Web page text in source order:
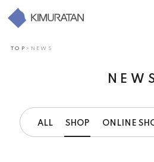
TOP > NEWS
ALL SHOP ONLINE